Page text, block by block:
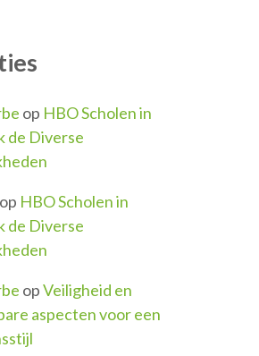
op HBO Scholen in
de Diverse
op HBO Scholen in
de Diverse
opVeiligheid en
aspecten voor een